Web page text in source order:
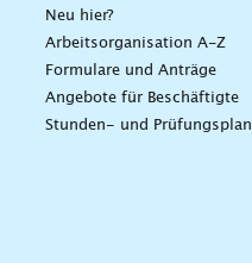
Neu hier?
Arbeitsorganisation A-Z
Formulare und Anträge
Angebote für Beschäftigte
Stunden- und Prüfungsplan